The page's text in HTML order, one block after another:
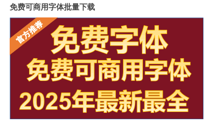
免费可商用字体批量下载